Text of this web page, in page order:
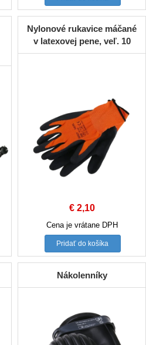
Nylonové rukavice máčané
v latexovej pene, veľ. 10
€2,10
Cena je vrátane DPH
Pridať do košíka
Nákolenníky